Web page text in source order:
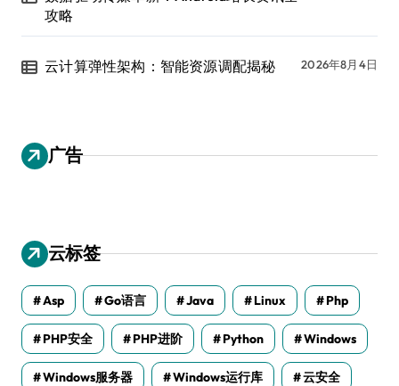
攻略
云计算弹性架构：智能资源调配揭秘 2026年8月4日
广告
云标签
Asp Go语言 Java Linux Php
PHP安全 PHP进阶 Python Windows
Windows服务器 Windows运行库 云安全